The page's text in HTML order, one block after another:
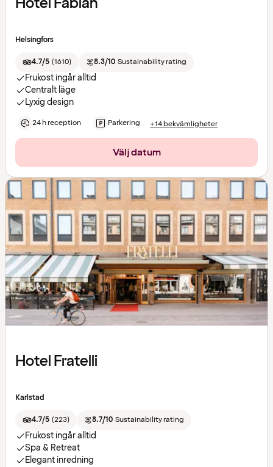
Helsingfors
4.7/5 (1610) 8.3/10 Sustainability rating
Frukost ingår alltid
Centralt läge
Lyxig design
24 h reception Parkering +14 bekvämligheter
Välj datum
Hotel Fratelli
Karlstad
4.7/5 (223) 8.7/10 Sustainability rating
Frukost ingår alltid
Spa & Retreat
Elegant inredning